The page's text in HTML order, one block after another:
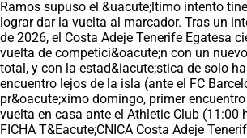
Ramos supuso el &uacute;ltimo intento
lograr dar la vuelta al marcador. Tras un
de 2026, el Costa Adeje Tenerife Egatesa
vuelta de competici&oacute;n con un
total, y con la estad&iacute;stica de solo
encuentro lejos de la isla (ante el FC
pr&oacute;ximo domingo, primer
vuelta en casa ante el Athletic Club (11:00
FICHA T&Eacute;CNICA Costa Adeje